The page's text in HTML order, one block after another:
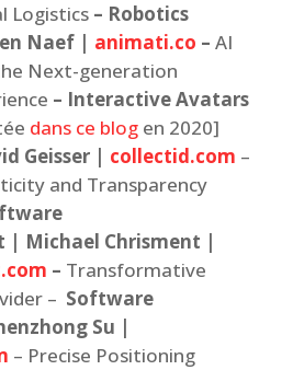
Logistics– Robotics
Naef | animati.co – AI
Next-generation
– Interactive Avatars
dans ce blog en 2020]
Geisser | collectid.com –
and Transparency
| Michael Chrisment |
– Transformative
– Software
Su |
– Precise Positioning